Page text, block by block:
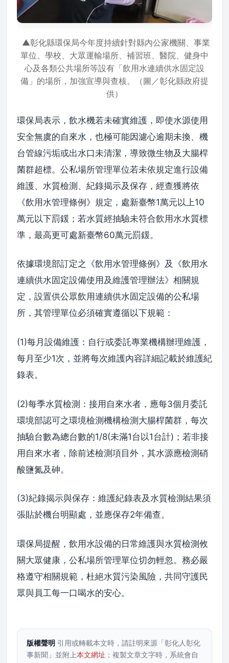
▲彰化縣環保局今年度持續針對縣內公家機關、事業
單位、學校、大眾運輸場所、補習班、醫院、健身中
心及各類公共場所等設有「飲用水連續供水固定設
備」的場所，加強宣導與查核。（圖／彰化縣政府提
供）
環保局表示，飲水機若未確實維護，即使水源使用
安全無虞的自來水，也極可能因濾心逾期未換、機
台管線污垢或出水口未清潔，導致微生物及大腸桿
菌群超標。公私場所管理單位若未依規定進行設備
維護、水質檢測、紀錄揭示及保存，經查獲將依
《飲用水管理條例》規定，處新臺幣1萬元以上10
萬元以下罰鍰；若水質經抽驗未符合飲用水水質標
準，最高更可處新臺幣60萬元罰鍰。
依據環境部訂定之《飲用水管理條例》及《飲用水
連續供水固定設備使用及維護管理辦法》相關規
定，設置供公眾飲用連續供水固定設備的公私場
所，其管理單位必須確實遵循以下規範：
(1)每月設備維護：自行或委託專業機構辦理維護，
每月至少1次，並將每次維護內容詳細記載於維護紀
錄表。
(2)每季水質檢測：接用自來水者，應每3個月委託
環境部認可之環境檢測機構檢測大腸桿菌群，每次
抽驗台數為總台數的1/8(未滿1台以1台計)；若非接
用自來水者，除前述檢測項目外，其水源應檢測硝
酸鹽氮及砷。
(3)紀錄揭示與保存：維護紀錄表及水質檢測結果須
張貼於機台明顯處，並應保存2年備查。
環保局提醒，飲用水設備的日常維護與水質檢測攸
關大眾健康，公私場所管理單位切勿輕忽。務必嚴
格遵守相關規範，杜絕水質污染風險，共同守護民
眾與員工每一口喝水的安心。
版權聲明 引用或轉載本文時，請註明來源「彰化人彰化
事新聞」並附上本文網址 ；複製文章文字時，系統會自